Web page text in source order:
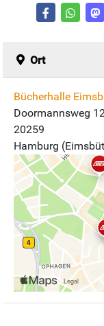
Ort
Bücherhalle
Doormannsweg
20259
Hamburg